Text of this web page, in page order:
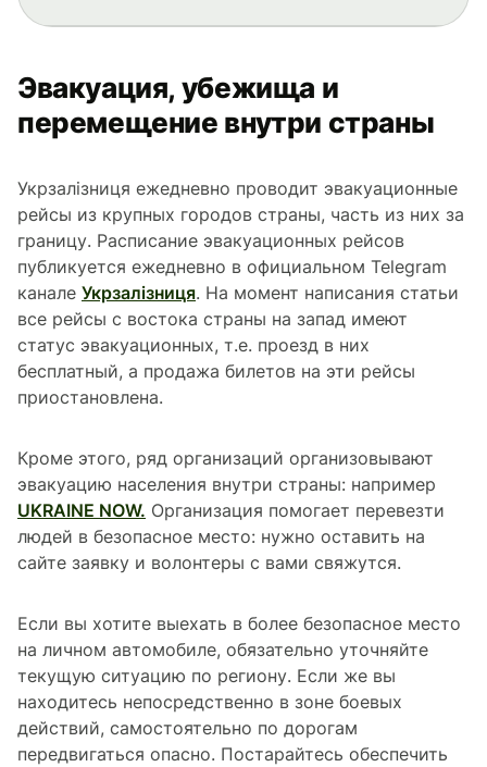
Эвакуация, убежища и
перемещение внутри страны
Укрзалізниця ежедневно проводит эвакуационные
рейсы из крупных городов страны, часть из них за
границу. Расписание эвакуационных рейсов
публикуется ежедневно в официальном Telegram
канале Укрзалізниця. На момент написания статьи
все рейсы с востока страны на запад имеют
статус эвакуационных, т.е. проезд в них
бесплатный, а продажа билетов на эти рейсы
приостановлена.
Кроме этого, ряд организаций организовывают
эвакуацию населения внутри страны: например
UKRAINE NOW. Организация помогает перевезти
людей в безопасное место: нужно оставить на
сайте заявку и волонтеры с вами свяжутся.
Если вы хотите выехать в более безопасное место
на личном автомобиле, обязательно уточняйте
текущую ситуацию по региону. Если же вы
находитесь непосредственно в зоне боевых
действий, самостоятельно по дорогам
передвигаться опасно. Постарайтесь обеспечить